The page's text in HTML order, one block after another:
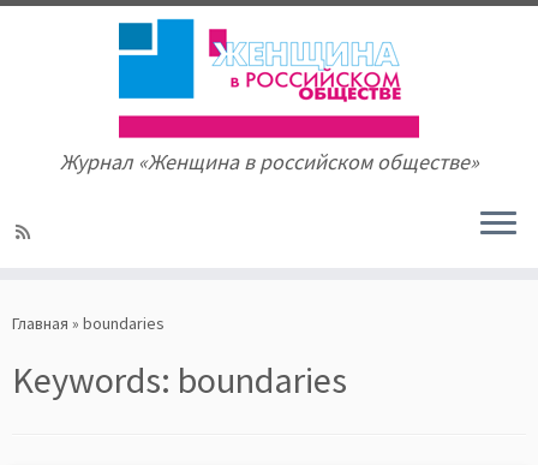
to
Журнал «Женщина в российском обществе»
Главная » boundaries
Keywords: boundaries